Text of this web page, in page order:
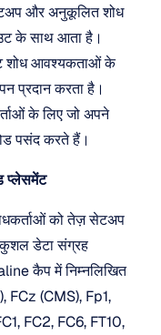
और अनुकूलित शोध
के साथ आता है।
शोध आवश्यकताओं के
प्रदान करता है।
के लिए जो अपने
पसंद करते हैं।
प्लेसमेंट
को तेज़ सेटअप
कुशल डेटा संग्रह
कैप में निम्नलिखित
FCz (CMS), Fp1,
FC2, FC6, FT10,